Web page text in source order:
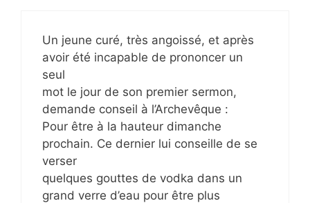
Un jeune curé, très angoissé, et après
avoir été incapable de prononcer un
seul
mot le jour de son premier sermon,
demande conseil à l’Archevêque :
Pour être à la hauteur dimanche
prochain. Ce dernier lui conseille de se
verser
quelques gouttes de vodka dans un
grand verre d’eau pour être plus